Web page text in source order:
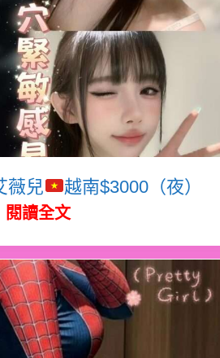
薇兒 越南$3000（夜）
閱讀全文